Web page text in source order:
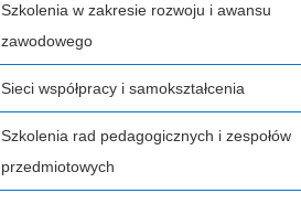
Szkolenia w zakresie rozwoju i awansu
zawodowego
Sieci współpracy i samokształcenia
Szkolenia rad pedagogicznych i zespołów
przedmiotowych